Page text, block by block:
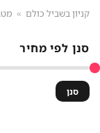
קניון בשביל כולם »
סנן לפי מחיר
מחיר
מינימלי
מחיר
מקסימלי
סנן